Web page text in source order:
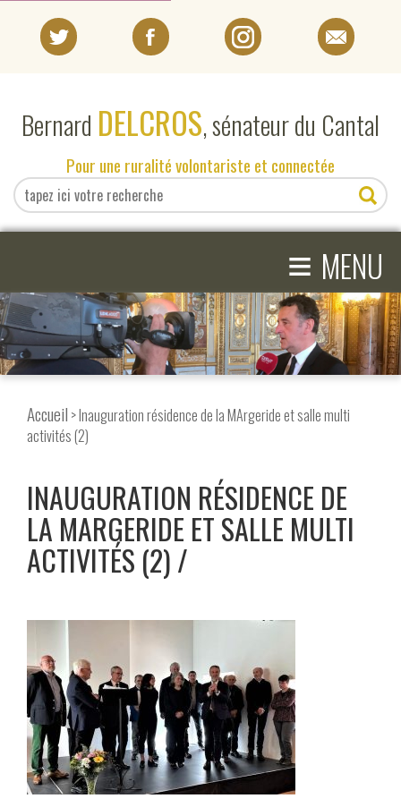
Bernard DELCROS, sénateur du Cantal
Pour une ruralité volontariste et connectée
≡ MENU
EN DIRECT DU SÉNAT
EN DIRECT DU CANTAL
COMPRENDRE LE SÉNAT
Accueil > Inauguration résidence de la MArgeride et salle multi
activités (2)
INAUGURATION RÉSIDENCE DE
LA MARGERIDE ET SALLE MULTI
ACTIVITÉS (2)